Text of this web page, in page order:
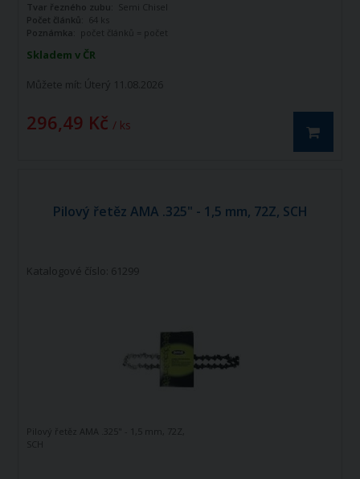
Skladem v ČR
Můžete mít: Úterý 11.08.2026
296,49 Kč / ks
Tvar řezného zubu:
Semi Chisel
Počet článků: 64 ks
Poznámka: počet článků = počet
Pilový řetěz AMA .325" - 1,5 mm, 72Z, SCH
Katalogové číslo: 61299
Pilový řetěz AMA .325" - 1,5 mm, 72Z,
SCH